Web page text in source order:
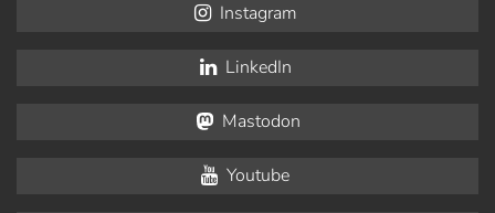
Instagram
LinkedIn
Mastodon
Youtube